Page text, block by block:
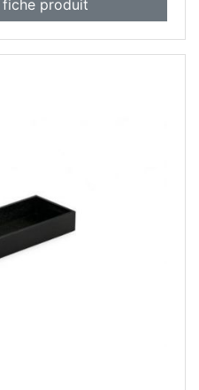
produit